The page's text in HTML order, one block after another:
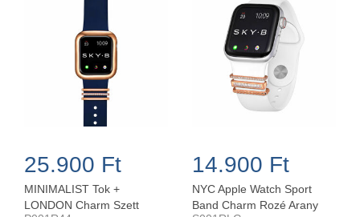
25.900 Ft
MINIMALIST Tok +
LONDON Charm Szett
14.900 Ft
NYC Apple Watch Sport
Band Charm Rozé Arany